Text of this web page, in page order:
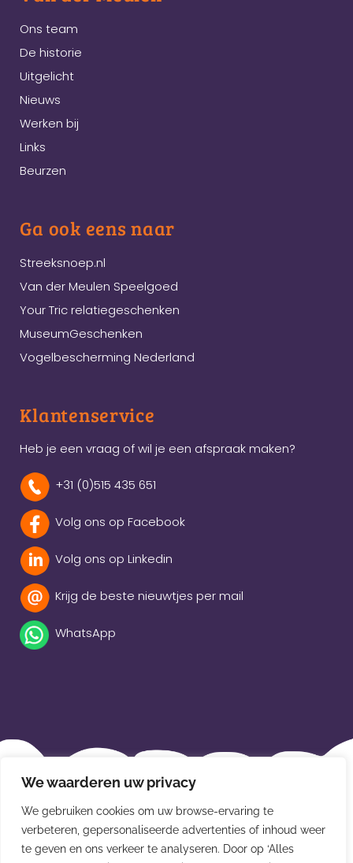
We waarderen uw privacy
We gebruiken cookies om uw browse-ervaring te
verbeteren, gepersonaliseerde advertenties of inhoud weer
te geven en ons verkeer te analyseren. Door op ‘Alles
Ons team
De historie
Uitgelicht
Nieuws
Werken bij
Links
Beurzen
Ga ook eens naar
Streeksnoep.nl
Van der Meulen Speelgoed
Your Tric relatiegeschenken
MuseumGeschenken
Vogelbescherming Nederland
Klantenservice
Heb je een vraag of wil je een afspraak maken?
+31 (0)515 435 651
Volg ons op Facebook
Volg ons op Linkedin
Krijg de beste nieuwtjes per mail
WhatsApp
Beleidsverklaring
Privacybeleid
Disclaimer
Leveringsvoorwaarden